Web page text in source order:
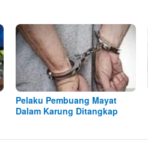
Pelaku Pembuang Mayat
Dalam Karung Ditangkap